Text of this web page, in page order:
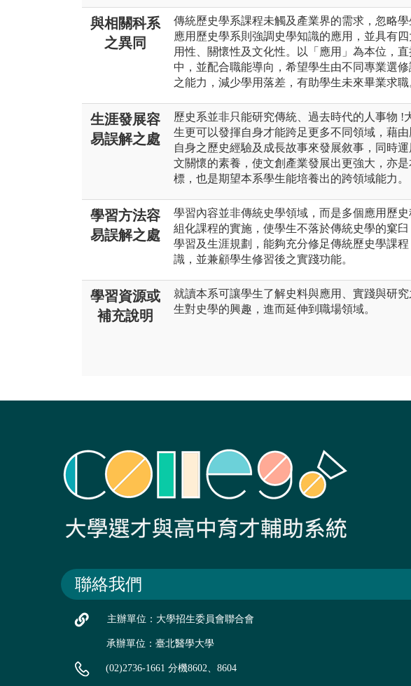
與相關科系
之異同
傳統歷史學系課程未觸及產業界的需求，忽略學
應用歷史學系則強調史學知識的應用，並具有
用性、關懷性及文化性。以「應用」為本位，
中，並配合職能導向，希望學生由不同專業選
之能力，減少學用落差，有助學生未來畢業求職
生涯發展容
易誤解之處
歷史系並非只能研究傳統、過去時代的人事物 !
生更可以發揮自身才能跨足更多不同領域，藉
自身之歷史經驗及成長故事來發展敘事，同時
文關懷的素養，使文創產業發展出更強大，亦
標，也是期望本系學生能培養出的跨領域能力。
學習方法容
易誤解之處
學習內容並非傳統史學領域，而是多個應用歷
組化課程的實施，使學生不落於傳統史學的窠
學習及生涯規劃，能夠充分修足傳統歷史學課
識，並兼顧學生修習後之實踐功能。
學習資源或
補充說明
就讀本系可讓學生了解史料與應用、實踐與研
生對史學的興趣，進而延伸到職場領域。
聯絡我們
主辦單位：大學招生委員會聯合會
承辦單位：臺北醫學大學
(02)2736-1661 分機8602、8604